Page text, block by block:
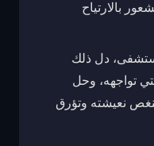
بالارتياح
دل ذلك
تواجهه، وحل
نعيشته وتؤرق